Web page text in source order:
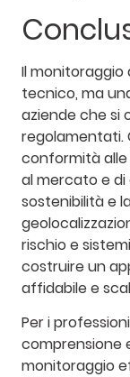
Il monitoraggio
tecnico, ma
aziende che si
regolamentati.
conformità alle
al mercato e di
sostenibilità e
rischio e
costruire un
affidabile e
Per i
comprensione
monitoraggio